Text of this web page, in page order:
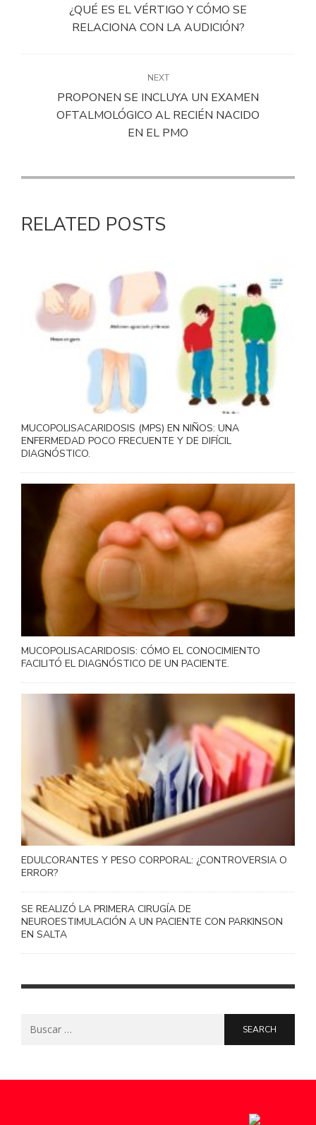
¿QUÉ ES EL VÉRTIGO Y CÓMO SE
RELACIONA CON LA AUDICIÓN?
NEXT
PROPONEN SE INCLUYA UN EXAMEN
OFTALMOLÓGICO AL RECIÉN NACIDO
EN EL PMO
RELATED POSTS
MUCOPOLISACARIDOSIS (MPS) EN NIÑOS: UNA
ENFERMEDAD POCO FRECUENTE Y DE DIFÍCIL
DIAGNÓSTICO.
MUCOPOLISACARIDOSIS: CÓMO EL CONOCIMIENTO
FACILITÓ EL DIAGNÓSTICO DE UN PACIENTE.
EDULCORANTES Y PESO CORPORAL: ¿CONTROVERSIA O
ERROR?
SE REALIZÓ LA PRIMERA CIRUGÍA DE
NEUROESTIMULACIÓN A UN PACIENTE CON PARKINSON
EN SALTA